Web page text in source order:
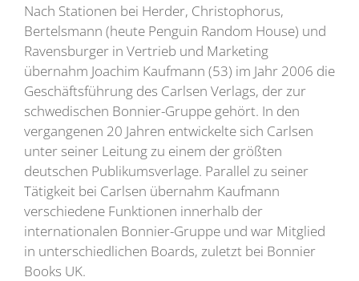
Nach Stationen bei Herder, Christophorus,
Bertelsmann (heute Penguin Random House) und
Ravensburger in Vertrieb und Marketing
übernahm Joachim Kaufmann (53) im Jahr 2006 die
Geschäftsführung des Carlsen Verlags, der zur
schwedischen Bonnier-Gruppe gehört. In den
vergangenen 20 Jahren entwickelte sich Carlsen
unter seiner Leitung zu einem der größten
deutschen Publikumsverlage. Parallel zu seiner
Tätigkeit bei Carlsen übernahm Kaufmann
verschiedene Funktionen innerhalb der
internationalen Bonnier-Gruppe und war Mitglied
in unterschiedlichen Boards, zuletzt bei Bonnier
Books UK.